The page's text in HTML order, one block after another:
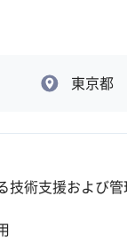
東京都
技術支援および